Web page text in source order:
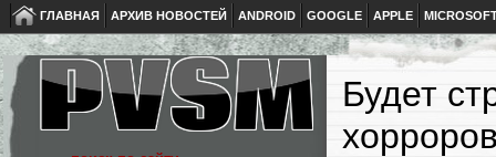
ГЛАВНАЯ АРХИВ НОВОСТЕЙ ANDROID GOOGLE APPLE
Будет